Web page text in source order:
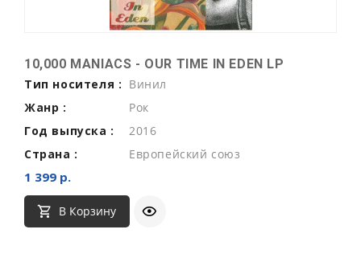
10,000 MANIACS - OUR TIME IN EDEN LP
Тип носителя : Винил
Жанр :
Рок
Год выпуска :
2016
Страна :
Европейский союз
1 399 р.
В Корзину